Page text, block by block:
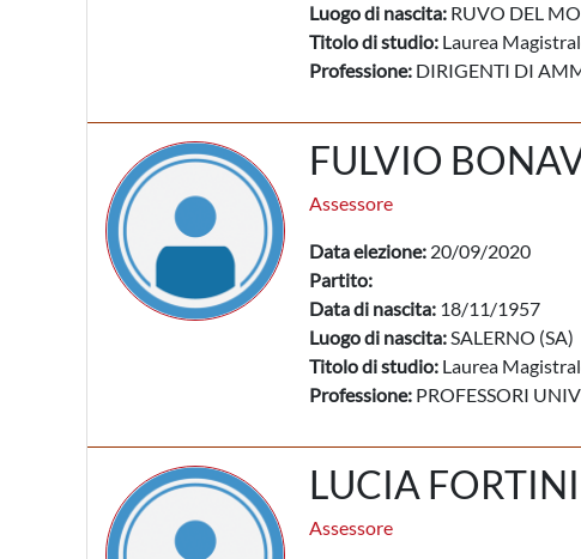
Luogo di nascita: RUVO DEL
Titolo di studio: Laurea
Professione: DIRIGENTI DI
FULVIO
Assessore
Data elezione: 20/09/2020
Partito:
Data di nascita: 18/11/1957
Luogo di nascita:SALERNO (SA)
Titolo di studio: Laurea
Professione: PROFESSORI
LUCIA FORTINI
Assessore